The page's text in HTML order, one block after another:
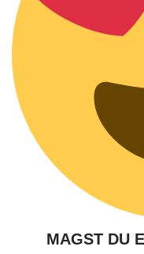
MAGST DU